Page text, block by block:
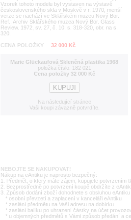
Vzorek tohoto modelu byl vystaven na výstavě
československého skla v Moskvě v r. 1970, menší
verze se nachází ve Sklářském muzeu Nový Bor.
Ref.: Archiv Sklářského muzea Nový Bor. Glass
Review. 1972, sv. 27, č. 10, s. 318-320, obr. na s.
320.
CENA POLOŽKY
32 000 Kč
Marie Glückaufová Skleněná plastika 1968
položka číslo: 182 021
Cena položky 32 000 Kč
Na následující stránce
Vaši koupi závazně potvrdíte.
NEBOJTE SE NAKUPOVAT!
Nákup na eAntiku je naprosto bezpečný:
1. Předmět, o který máte zájem, kupujete potvrzením
2. Bezprostředně po potvrzení koupě obdržíte z
3. Způsob dodání zboží dohodnete s obsluhou
* osobní převzetí a zaplacení v kanceláři eAntiku
* zaslání předmětu na Vaši adresu na dobírku
* zaslání balíku po uhrazení částky na účet
* u objemných předmětů s Vámi způsob předání a